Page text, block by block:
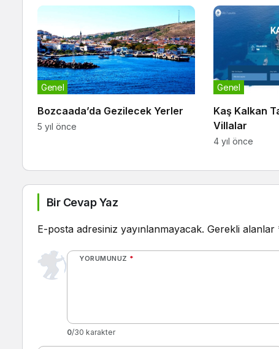
Bozcaada’da Gezilecek Yerler
Genel
5 yıl önce
Kaş Kalkan
Villalar
Genel
4 yıl önce
Bir Cevap Yaz
E-posta adresiniz yayınlanmayacak. Gerekli alanlar
YORUMUNUZ *
0/30 karakter